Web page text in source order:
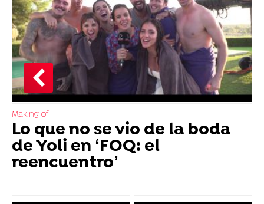
Making of
Lo que no se vio de la boda
de Yoli en ‘FOQ: el
reencuentro’